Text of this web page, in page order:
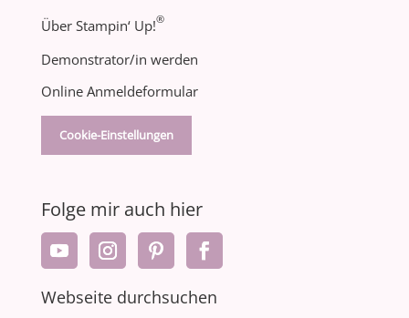
Über Stampin‘ Up!®
Demonstrator/in werden
Online Anmeldeformular
Cookie-Einstellungen
Folge mir auch hier
Webseite durchsuchen